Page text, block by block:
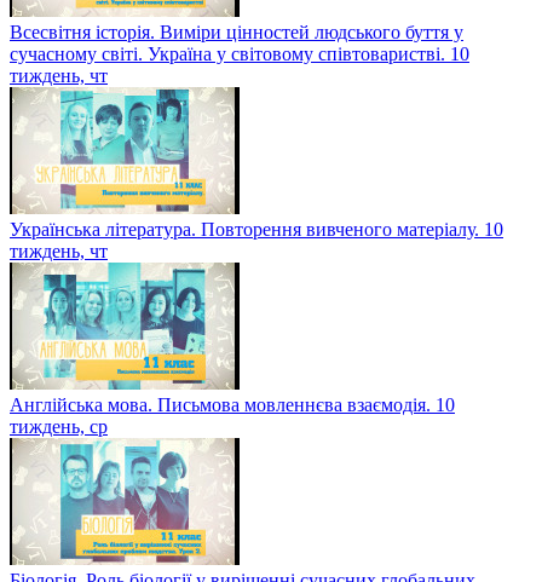
Всесвітня історія. Виміри цінностей людського буття у
сучасному світі. Україна у світовому співтоваристві. 10
тиждень, чт
Українська література. Повторення вивченого матеріалу. 10
тиждень, чт
Англійська мова. Письмова мовленнєва взаємодія. 10
тиждень, ср